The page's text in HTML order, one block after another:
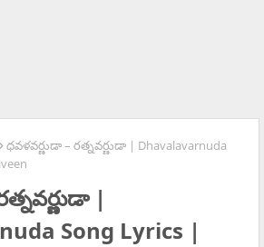
ధవళవర్ణుడా – రత్నవర్ణుడా | Dhavalavarnuda
|
Song Lyrics |